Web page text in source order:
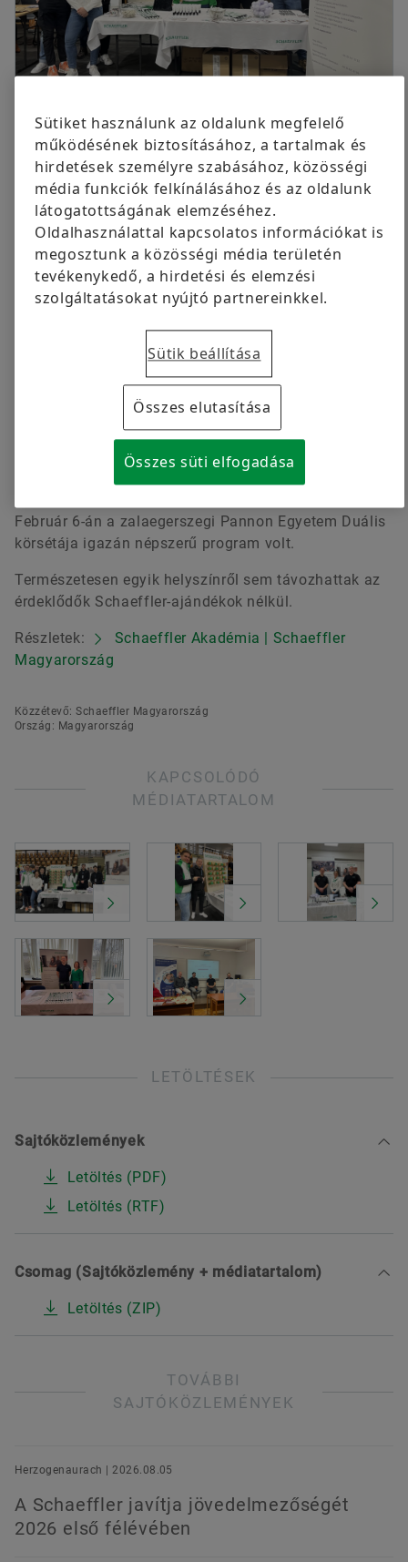
Cégcsoport
Digitális termékek
Márkavédelem
Kommunikációért felelős kapcsolattartó
Schaeffler Savaria Kft., Szombathely
+3694 588 219
sule.tamara.nikolett@schaeffler.com
2024.02.07 | Szombathely
3 helyszín, számtalan érdeklődő. Sikeres
egyetemi nyílt napokon vettek részt a
szombathelyi Schaeffler Akadémia kollégái.
Január 16-án a Nyitott Kapuk programon, a Győr
Városi Egyetemi Csarnokban várták munkatársaink a
fiatalokat. Itt mindent megtudhattak a résztvevők a
fánkot is kóstolhattak!
Január 24-én a szombathelyi ELTE Nyílt napján a
hallgatók tartottak kerekasztal beszélgetést, köztük
Horváth Mátyás, korábbi Schaeffleres hallgató, aki
ma már az e-mobility üzemünk munkatársa.
Február 6-án a zalaegerszegi Pannon Egyetem Duális
körsétája igazán népszerű program volt.
Természetesen egyik helyszínről sem távozhattak az
érdeklődők Schaeffler-ajándékok nélkül.
Részletek:
Schaeffler Akadémia | Schaeffler
Magyarország
Közzétevő: Schaeffler Magyarország
Ország: Magyarország
KAPCSOLÓDÓ
MÉDIATARTALOM
LETÖLTÉSEK
Sajtóközlemények
Letöltés (PDF)
Letöltés (RTF)
Csomag (Sajtóközlemény + médiatartalom)
Letöltés (ZIP)
TOVÁBBI
SAJTÓKÖZLEMÉNYEK
Herzogenaurach | 2026.08.05
A Schaeffler javítja jövedelmezőségét
2026 első félévében
Sütiket használunk az oldalunk megfelelő
működésének biztosításához, a tartalmak és
hirdetések személyre szabásához, közösségi
média funkciók felkínálásához és az oldalunk
látogatottságának elemzéséhez.
Oldalhasználattal kapcsolatos információkat is
megosztunk a közösségi média területén
tevékenykedő, a hirdetési és elemzési
szolgáltatásokat nyújtó partnereinkkel.
Sütik beállítása
Összes elutasítása
Összes süti elfogadása